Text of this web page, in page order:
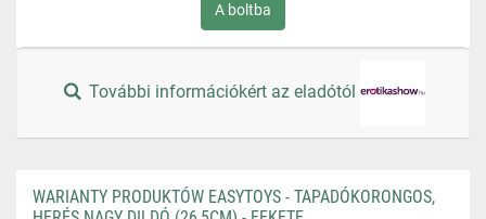
A boltba
További információkért az eladótól
WARIANTY PRODUKTÓW EASYTOYS - TAPADÓKORONGOS,